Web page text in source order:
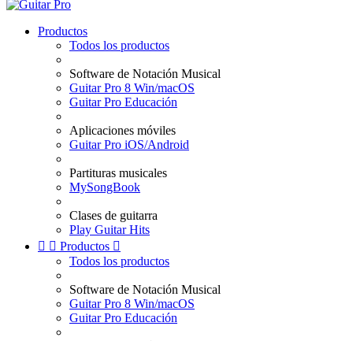
Productos
Todos los productos
Software de Notación Musical
Guitar Pro 8 Win/macOS
Guitar Pro Educación
Aplicaciones móviles
Guitar Pro iOS/Android
Partituras musicales
MySongBook
Clases de guitarra
Play Guitar Hits
  Productos 
Todos los productos
Software de Notación Musical
Guitar Pro 8 Win/macOS
Guitar Pro Educación